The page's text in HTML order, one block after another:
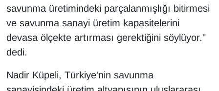
savunma üretimindeki parçalanmışlığı bitirmesi
ve savunma sanayi üretim kapasitelerini
devasa ölçekte artırması gerektiğini söylüyor."
dedi.
Nadir Küpeli, Türkiye'nin savunma